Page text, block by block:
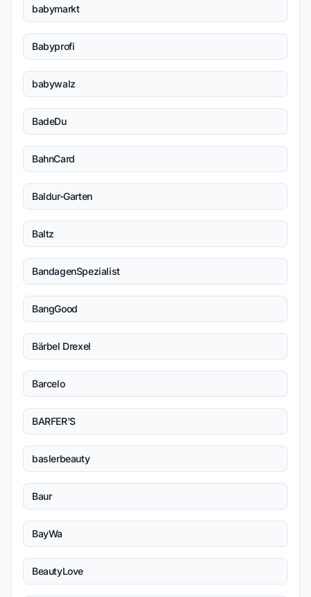
babymarkt
Babyprofi
babywalz
BadeDu
BahnCard
Baldur-Garten
Baltz
BandagenSpezialist
BangGood
Bärbel Drexel
Barcelo
BARFER'S
baslerbeauty
Baur
BayWa
BeautyLove